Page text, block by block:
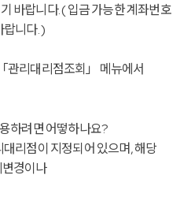
바랍니다. ( 입금 가능한 계좌번호
니다. )
리대리점조회」 메뉴에서
하려면 어떻하나요?
리점이 지정되어 있으며, 해당
경이나